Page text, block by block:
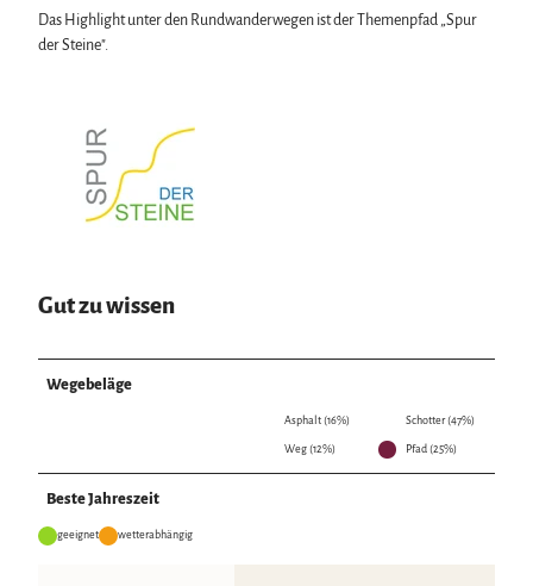
Das Highlight unter den Rundwanderwegen ist der Themenpfad „Spur
der Steine".
Gut zu wissen
Wegebeläge
Asphalt (16%) Schotter (47%)
Weg (12%) Pfad (25%)
Beste Jahreszeit
geeignet wetterabhängig